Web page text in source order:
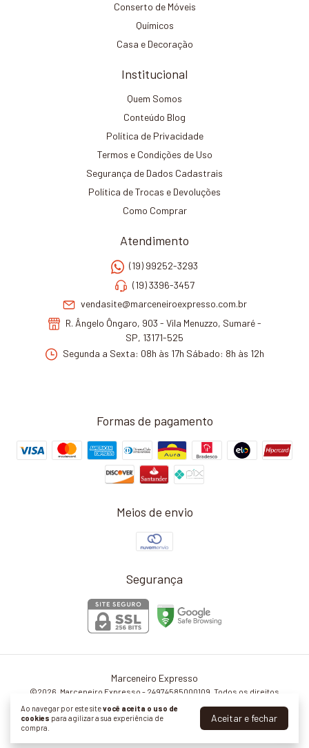
Ao navegar por este sitevocê aceita o uso de
cookies para agilizar a sua experiência de
compra.
Aceitar e fechar
Conserto de Móveis
Químicos
Casa e Decoração
Institucional
Quem Somos
Conteúdo Blog
Política de Privacidade
Termos e Condições de Uso
Segurança de Dados Cadastrais
Política de Trocas e Devoluções
Como Comprar
Atendimento
(19) 99252-3293
(19) 3396-3457
vendasite@marceneiroexpresso.com.br
R. Ângelo Ôngaro, 903 - Vila Menuzzo, Sumaré -
SP, 13171-525
Segunda a Sexta: 08h às 17h Sábado: 8h às 12h
Formas de pagamento
Meios de envio
Segurança
Marceneiro Expresso
©2026. Marceneiro Expresso - 24974585000109. Todos os direitos